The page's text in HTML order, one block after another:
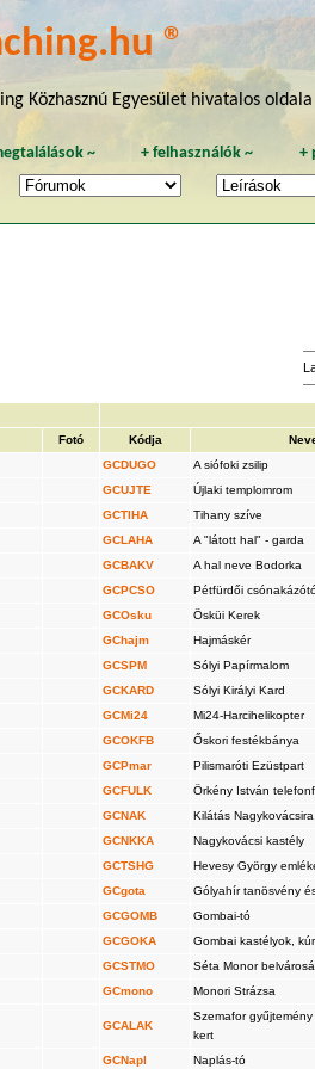
®
Közhasznú Egyesület hivatalos oldala
~ +felhasználók ~ +
Fotó Kódja
GCDUGO A siófoki zsilip
GCUJTE Újlaki templomrom
GCTIHA Tihany szíve
GCLAHA A "látott hal" - garda
GCBAKV A hal neve Bodorka
GCPCSO Pétfürdői
GCOsku Ösküi Kerek
GChajm Hajmáskér
GCSPM Sólyi Papírmalom
GCKARD Sólyi Királyi Kard
GCMi24 Mi24-Harcihelikopter
GCOKFB Őskori festékbánya
GCPmar Pilismaróti Ezüstpart
GCFULK Örkény István
GCNAK Kilátás
GCNKKA Nagykovácsi kastély
GCTSHG Hevesy György
GCgota Gólyahír tanösvény
GCGOMB Gombai-tó
GCGOKA Gombai kastélyok,
GCSTMO Séta Monor
GCmono Monori Strázsa
GCALAK
Szemafor
kert
GCNapl Naplás-tó